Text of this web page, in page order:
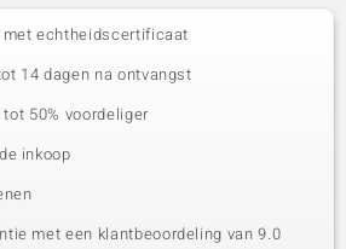
echtheidscertificaat
14 dagen na ontvangst
50% voordeliger
inkoop
met een klantbeoordeling van 9.0